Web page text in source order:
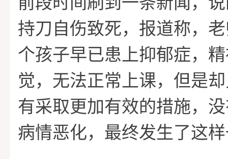
持刀自伤致死，报道称，
个孩子早已患上抑郁症，
觉，无法正常上课，但是
有采取更加有效的措施，
病情恶化，最终发生了这